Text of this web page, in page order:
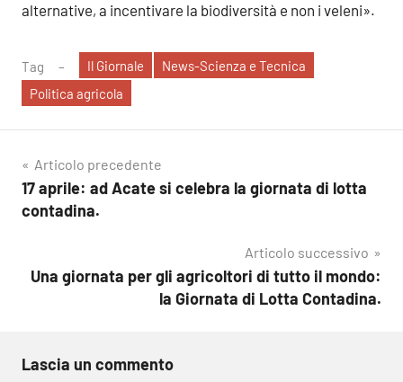
alternative, a incentivare la biodiversità e non i veleni».
Tag Il Giornale
News-Scienza e Tecnica
Politica agricola
Navigazione
articoli
Articolo precedente
17 aprile: ad Acate si celebra la giornata di lotta
contadina.
Articolo successivo
Una giornata per gli agricoltori di tutto il mondo:
la Giornata di Lotta Contadina.
Lascia un commento